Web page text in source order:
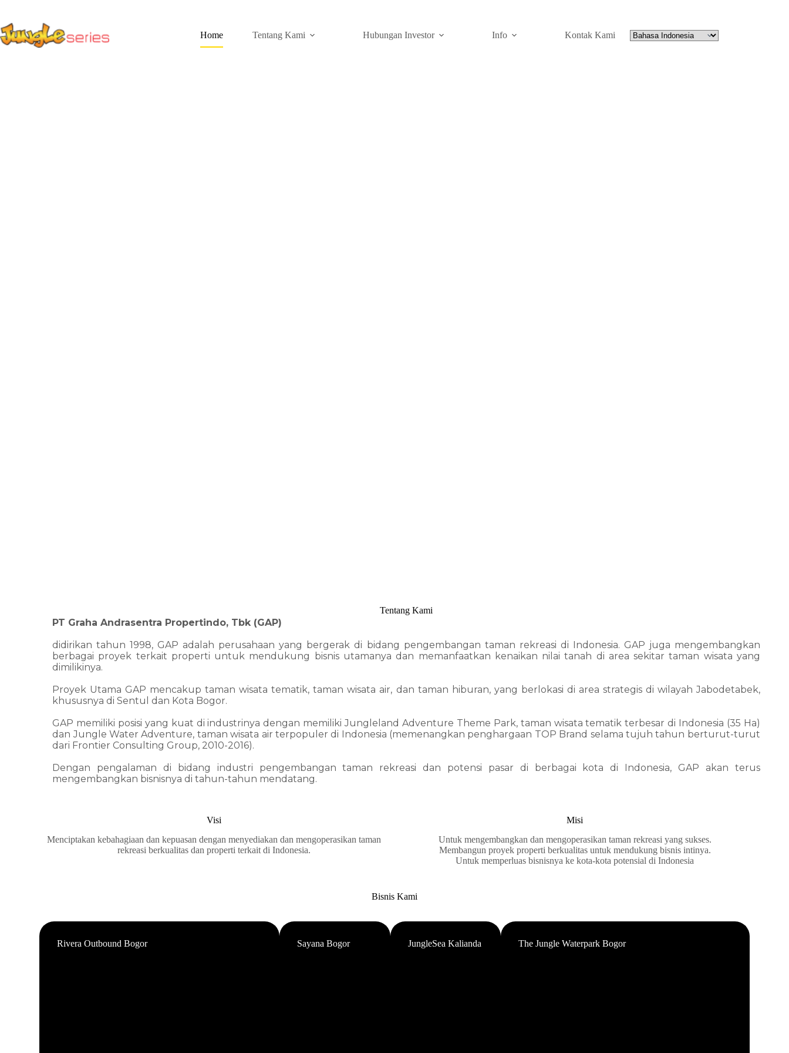
Home Tentang Kami Hubungan Investor Info Kontak Kami
Tentang Kami
PT Graha Andrasentra Propertindo, Tbk (GAP)
didirikan tahun 1998, GAP adalah perusahaan yang bergerak di bidang pengembangan taman rekreasi di Indonesia. GAP juga mengembangkan
berbagai proyek terkait properti untuk mendukung bisnis utamanya dan memanfaatkan kenaikan nilai tanah di area sekitar taman wisata yang
dimilikinya.
Proyek Utama GAP mencakup taman wisata tematik, taman wisata air, dan taman hiburan, yang berlokasi di area strategis di wilayah Jabodetabek,
khususnya di Sentul dan Kota Bogor.
GAP memiliki posisi yang kuat di industrinya dengan memiliki Jungleland Adventure Theme Park, taman wisata tematik terbesar di Indonesia (35 Ha)
dan Jungle Water Adventure, taman wisata air terpopuler di Indonesia (memenangkan penghargaan TOP Brand selama tujuh tahun berturut-turut
dari Frontier Consulting Group, 2010-2016).
Dengan pengalaman di bidang industri pengembangan taman rekreasi dan potensi pasar di berbagai kota di Indonesia, GAP akan terus
mengembangkan bisnisnya di tahun-tahun mendatang.
Visi
Menciptakan kebahagiaan dan kepuasan dengan menyediakan dan mengoperasikan taman
rekreasi berkualitas dan properti terkait di Indonesia.
Misi
Untuk mengembangkan dan mengoperasikan taman rekreasi yang sukses.
Membangun proyek properti berkualitas untuk mendukung bisnis intinya.
Untuk memperluas bisnisnya ke kota-kota potensial di Indonesia
Bisnis Kami
Rivera Outbound Bogor Sayana Bogor JungleSea Kalianda The Jungle Waterpark Bogor